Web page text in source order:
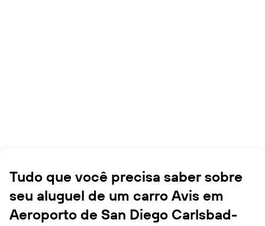
Tudo que você precisa saber sobre
seu aluguel de um carro Avis em
Aeroporto de San Diego Carlsbad-